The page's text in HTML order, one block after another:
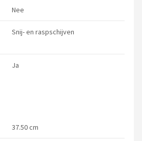
Nee
Snij- en raspschijven
Ja
37.50 cm